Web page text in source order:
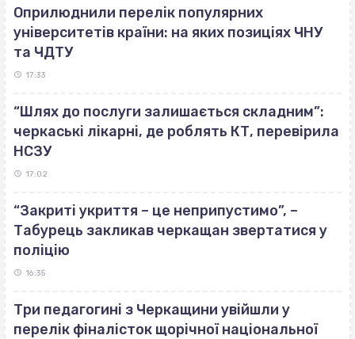
Оприлюднили перелік популярних
університетів країни: на яких позиціях ЧНУ
та ЧДТУ
17:33
“Шлях до послуги залишається складним”:
черкаські лікарні, де роблять КТ, перевірила
НСЗУ
17:02
“Закриті укриття – це неприпустимо”, –
Табурець закликав черкащан звертатися у
поліцію
16:35
Три педагогині з Черкащини увійшли у
перелік фіналісток щорічної національної